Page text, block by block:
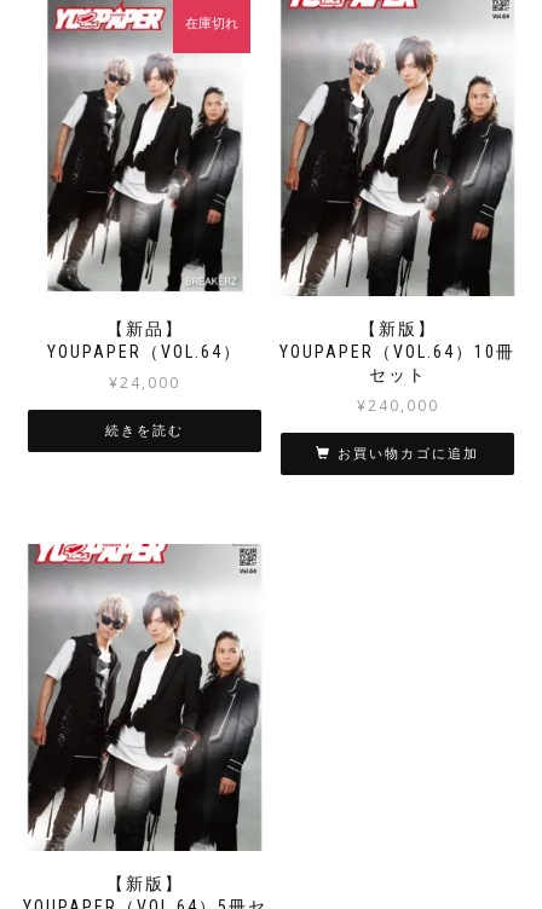
【新品】
YOUPAPER（VOL.64）
¥24,000
在庫切れ
続きを読む
【新版】
YOUPAPER（VOL.64）10冊
セット
¥240,000
お買い物カゴに追加
【新版】